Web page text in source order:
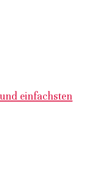
einfachsten